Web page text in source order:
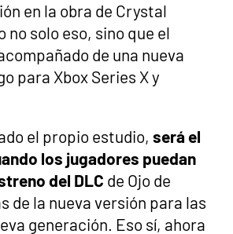
en la obra de Crystal
no solo eso, sino que el
de una nueva
para Xbox Series X y
el propio estudio, será el
los jugadores puedan
del DLC de Ojo de
de la nueva versión para las
generación. Eso sí, ahora